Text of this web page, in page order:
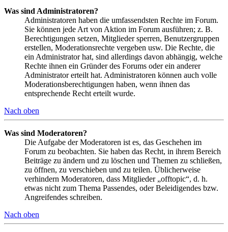
Was sind Administratoren?
Administratoren haben die umfassendsten Rechte im Forum.
Sie können jede Art von Aktion im Forum ausführen; z. B.
Berechtigungen setzen, Mitglieder sperren, Benutzergruppen
erstellen, Moderationsrechte vergeben usw. Die Rechte, die
ein Administrator hat, sind allerdings davon abhängig, welche
Rechte ihnen ein Gründer des Forums oder ein anderer
Administrator erteilt hat. Administratoren können auch volle
Moderationsberechtigungen haben, wenn ihnen das
entsprechende Recht erteilt wurde.
Nach oben
Was sind Moderatoren?
Die Aufgabe der Moderatoren ist es, das Geschehen im
Forum zu beobachten. Sie haben das Recht, in ihrem Bereich
Beiträge zu ändern und zu löschen und Themen zu schließen,
zu öffnen, zu verschieben und zu teilen. Üblicherweise
verhindern Moderatoren, dass Mitglieder „offtopic“, d. h.
etwas nicht zum Thema Passendes, oder Beleidigendes bzw.
Angreifendes schreiben.
Nach oben